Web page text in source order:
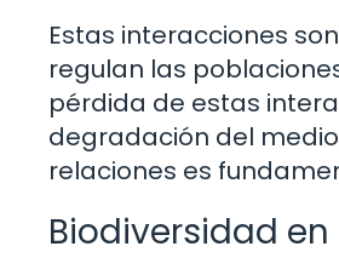
Estas interacciones
regulan las
pérdida de estas
degradación del
relaciones es
Biodiversidad